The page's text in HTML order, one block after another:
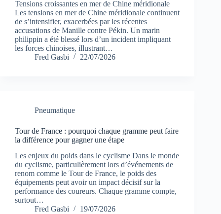
Tensions croissantes en mer de Chine méridionale
Les tensions en mer de Chine méridionale continuent
de s’intensifier, exacerbées par les récentes
accusations de Manille contre Pékin. Un marin
philippin a été blessé lors d’un incident impliquant
les forces chinoises, illustrant…
Fred Gasbi
22/07/2026
Pneumatique
Tour de France : pourquoi chaque gramme peut faire
la différence pour gagner une étape
Les enjeux du poids dans le cyclisme Dans le monde
du cyclisme, particulièrement lors d’événements de
renom comme le Tour de France, le poids des
équipements peut avoir un impact décisif sur la
performance des coureurs. Chaque gramme compte,
surtout…
Fred Gasbi
19/07/2026